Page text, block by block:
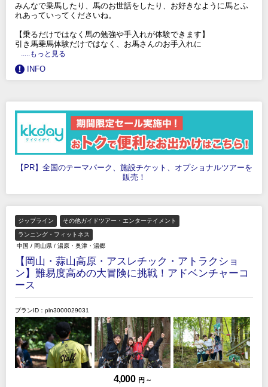
みんなで乗馬したり、馬のお世話をしたり、お好きなように馬とふ
れあっていってくださいね。
【乗るだけではなく馬の勉強や手入れが体験できます】
引き馬乗馬体験だけではなく、お馬さんのお手入れに
.....もっと見る
INFO
【PR】全国のテーマパーク、施設チケット、オプショナルツアーを
販売！
ジップライン その他ガイドツアー・エンターテイメント
ランニング・フィットネス
中国 / 岡山県 / 湯原・奥津・湯郷
【岡山・蒜山高原・アスレチック・アトラクショ
ン】難易度高めの大冒険に挑戦！アドベンチャーコ
ース
プランID：pln3000029031
4,000 円 ～